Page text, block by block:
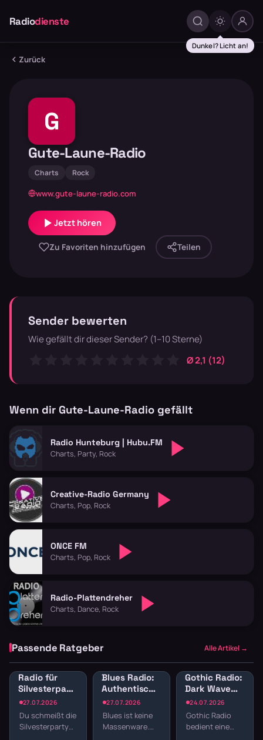
Radiodienste
Dunkel? Licht an!
Zurück
G
Gute-Laune-Radio
Charts Rock
www.gute-laune-radio.com
Jetzt hören
Zu Favoriten hinzufügen Teilen
Sender bewerten
Wie gefällt dir dieser Sender? (1–10 Sterne)
Ø 2,1 (12)
Wenn dir Gute-Laune-Radio gefällt
Radio Hunteburg | Hubu.FM
Charts, Party, Rock
Creative-Radio Germany
Charts, Pop, Rock
ONCE FM
Charts, Pop, Rock
Radio-Plattendreher
Charts, Dance, Rock
Passende Ratgeber Alle Artikel →
27.07.2026
Radio für
Silvesterparty:
Die besten
Sender für
den
Jahreswechsel
Du schmeißt die
Silvesterparty
27.07.2026
Blues Radio:
Authentische
Blues-Sender
online hören
Blues ist keine
Massenware.
24.07.2026
Gothic Radio:
Dark Wave
und
Alternative
für schwarze
Gothic Radio
bedient eine